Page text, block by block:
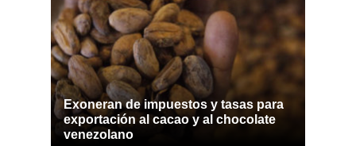
Exoneran de impuestos y tasas para
exportación al cacao y al chocolate
venezolano